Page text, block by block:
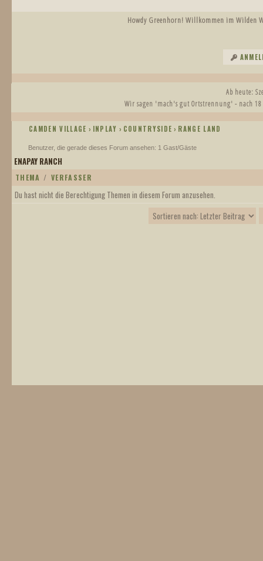
Howdy Greenhorn! Willkommen im Wilden
Ab heute:
Wir sagen 'mach's gut Ortstrennung' - nach
CAMDEN VILLAGE › INPLAY › COUNTRYSIDE › RANGE LAND
Benutzer, die gerade dieses Forum ansehen: 1 Gast/Gäste
ENAPAY RANCH
THEMA / VERFASSER
Du hast nicht die Berechtigung Themen in diesem Forum anzusehen.